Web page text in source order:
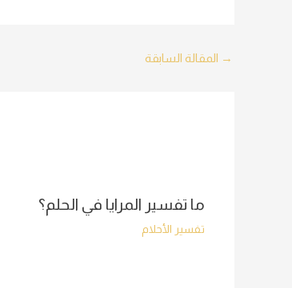
Post
→ المقالة السابقة
ما تفسير المرايا في الحلم؟
تفسير الأحلام